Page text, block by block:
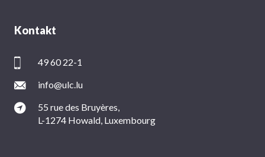
Kontakt
49 60 22-1
info@ulc.lu
55 rue des Bruyères,
L-1274 Howald, Luxembourg